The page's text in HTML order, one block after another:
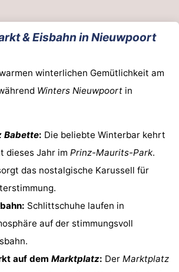
& Eisbahn in Nieuwpoort
winterlichen Gemütlichkeit am
Winters Nieuwpoort in
Babette: Die beliebte Winterbar kehrt
dieses Jahr im Prinz-Maurits-Park.
das nostalgische Karussell für
Schlittschuhe laufen in
auf der stimmungsvoll
auf dem Marktplatz: Der Marktplatz